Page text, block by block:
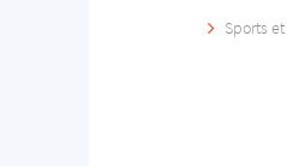
Sports